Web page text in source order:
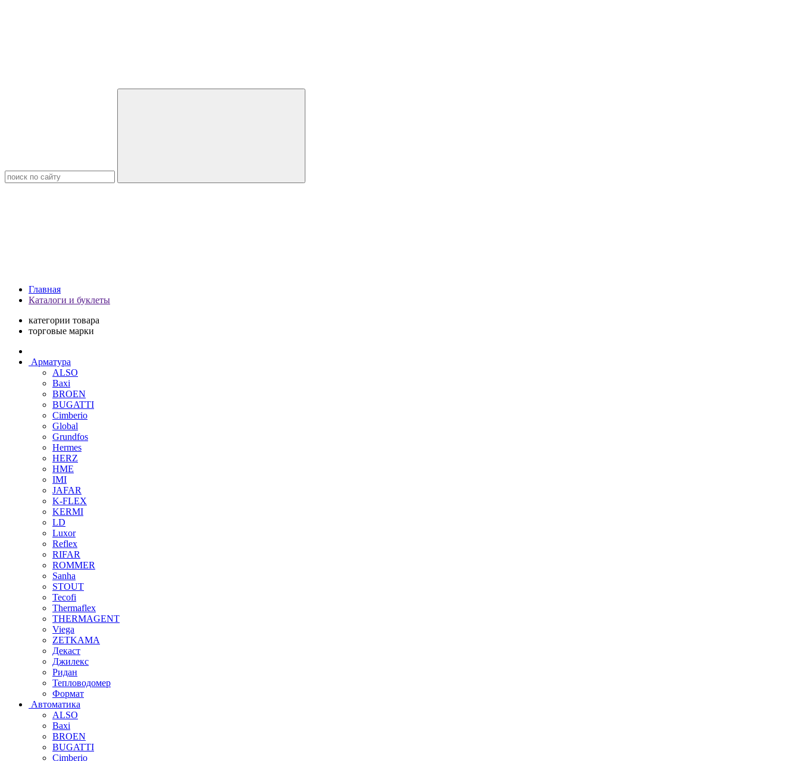
Главная
Каталоги и буклеты
категории товара
торговые марки
Арматура
ALSO
Baxi
BROEN
BUGATTI
Cimberio
Global
Grundfos
Hermes
HERZ
HME
IMI
JAFAR
K-FLEX
KERMI
LD
Luxor
Reflex
RIFAR
ROMMER
Sanha
STOUT
Tecofi
Thermaflex
THERMAGENT
Viega
ZETKAMA
Декаст
Джилекс
Ридан
Тепловодомер
Формат
Автоматика
ALSO
Baxi
BROEN
BUGATTI
Cimberio